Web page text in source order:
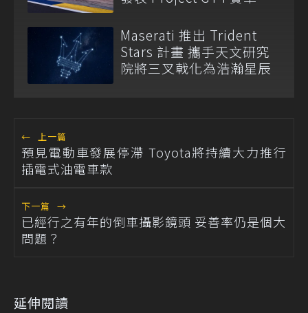
Maserati 推出 Trident
Stars 計畫 攜手天文研究
院將三叉戟化為浩瀚星辰
← 上一篇
預見電動車發展停滯 Toyota將持續大力推行
插電式油電車款
下一篇 →
已經行之有年的倒車攝影鏡頭 妥善率仍是個大
問題？
延伸閱讀